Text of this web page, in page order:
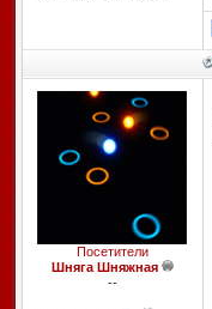
Посетители
Шняга Шняжная
--